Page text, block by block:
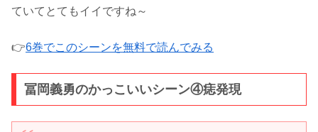
ていてとてもイイですね～
👉6巻でこのシーンを無料で読んでみる
冨岡義勇のかっこいいシーン④痣発現